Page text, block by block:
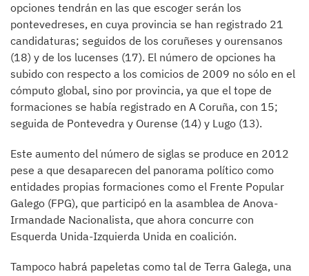
opciones tendrán en las que escoger serán los
pontevedreses, en cuya provincia se han registrado 21
candidaturas; seguidos de los coruñeses y ourensanos
(18) y de los lucenses (17). El número de opciones ha
subido con respecto a los comicios de 2009 no sólo en el
cómputo global, sino por provincia, ya que el tope de
formaciones se había registrado en A Coruña, con 15;
seguida de Pontevedra y Ourense (14) y Lugo (13).
Este aumento del número de siglas se produce en 2012
pese a que desaparecen del panorama político como
entidades propias formaciones como el Frente Popular
Galego (FPG), que participó en la asamblea de Anova-
Irmandade Nacionalista, que ahora concurre con
Esquerda Unida-Izquierda Unida en coalición.
Tampoco habrá papeletas como tal de Terra Galega, una